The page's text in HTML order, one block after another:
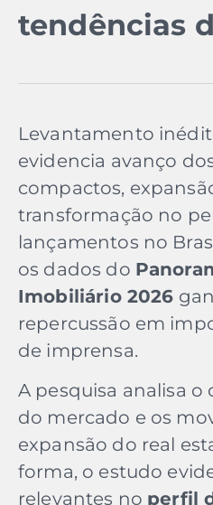
tendências
Levantamento
evidencia avanço
compactos,
transformação no
lançamentos no
os dados do
Imobiliário 2026
repercussão em
de imprensa.
A pesquisa analisa
do mercado e os
expansão do real
forma, o estudo
relevantes no perfil